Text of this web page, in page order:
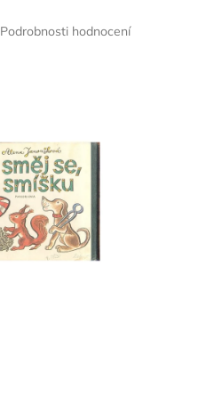
Podrobnosti hodnocení